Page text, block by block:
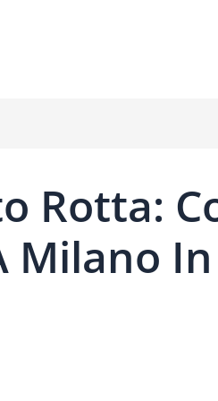
Rotta:
Milano